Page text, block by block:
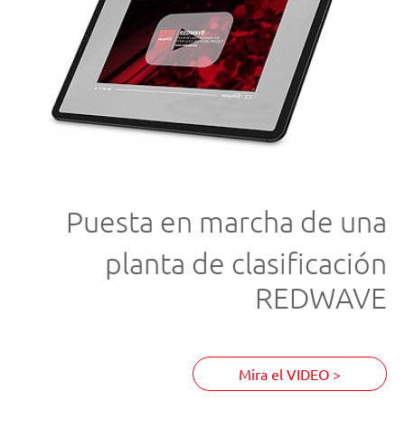
Puesta en marcha de una
planta de clasificación
REDWAVE
Mira el VIDEO >